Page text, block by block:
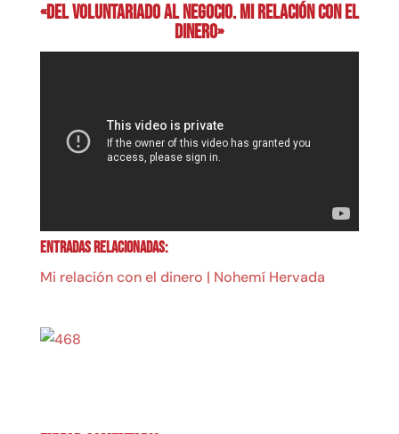
«Del voluntariado al negocio. Mi relación con el
dinero»
Entradas relacionadas:
Mi relación con el dinero | Nohemí Hervada